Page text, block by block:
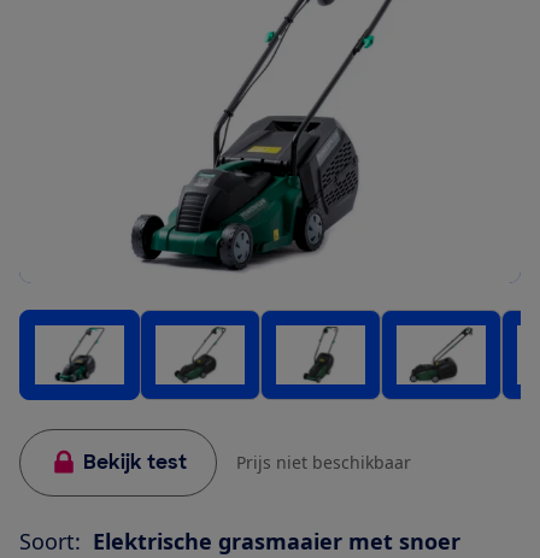
Bekijk test Prijs niet beschikbaar
Soort: Elektrische grasmaaier met snoer